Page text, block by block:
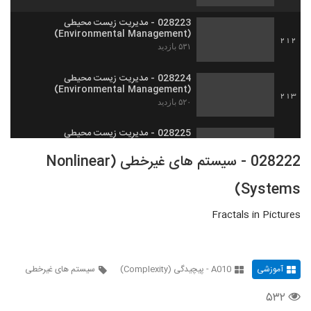
212
028223 - مدیریت زیست محیطی
(Environmental Management)
۵۳۱ بازدید
213
028224 - مدیریت زیست محیطی
(Environmental Management)
۵۲۰ بازدید
028225 - مدیریت زیست محیطی
۴۸۵ بازدید
216
۴۴۳ بازدید
028222 - سیستم های غیرخطی (Nonlinear
Systems)
Fractals in Pictures
آموزشی A010 - پیچیدگی (Complexity) سیستم های غیرخطی
۵۳۲